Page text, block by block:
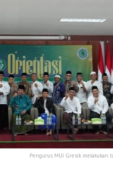
Pengurus MUI Gresik melakukan